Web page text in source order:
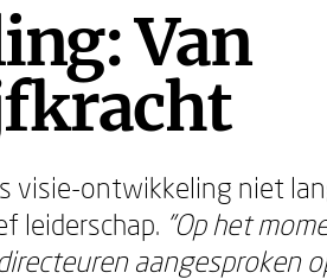
Van
visie-ontwikkeling niet
leiderschap. "Op het
aangesproken